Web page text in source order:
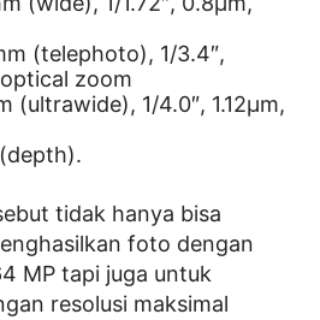
(telephoto), 1/3.4″,
zoom
(ultrawide), 1/4.0″, 1.12µm,
tidak hanya bisa
foto dengan
MP tapi juga untuk
resolusi maksimal